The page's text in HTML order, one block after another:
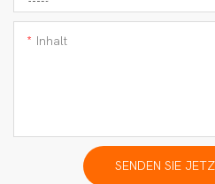
Inhalt
SENDEN SIE